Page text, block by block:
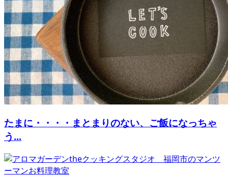
たまに・・・・まとまりのない、ご飯になっちゃ
う...